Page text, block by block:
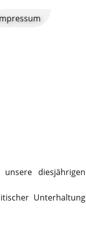
diesjährigen
Unterhaltung